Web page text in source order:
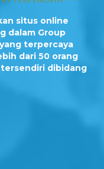
situs online
dalam Group
terpercaya
dari 50 orang
dibidang